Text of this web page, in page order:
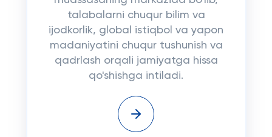
talabalarni chuqur bilim va
ijodkorlik, global istiqbol va yapon
madaniyatini chuqur tushunish va
qadrlash orqali jamiyatga hissa
qo'shishga intiladi.